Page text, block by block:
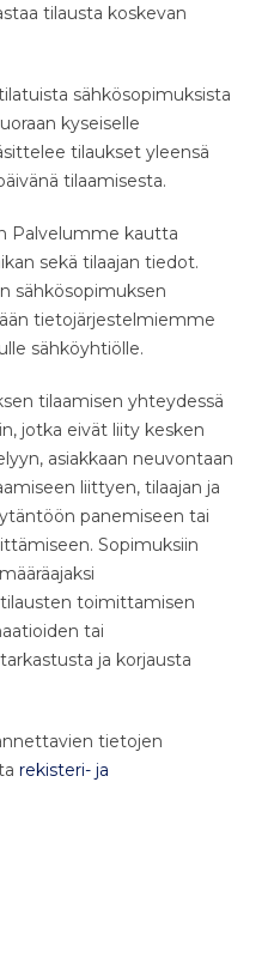
tilausta koskevan
sähkösopimuksista
kyseiselle
tilaukset yleensä
tilaamisesta.
Palvelumme kautta
sekä tilaajan tiedot.
sähkösopimuksen
tietojärjestelmiemme
sähköyhtiölle.
tilaamisen yhteydessä
jotka eivät liity kesken
asiakkaan neuvontaan
liittyen, tilaajan ja
panemiseen tai
Sopimuksiin
toimittamisen
tai
ja korjausta
tietojen
rekisteri- ja